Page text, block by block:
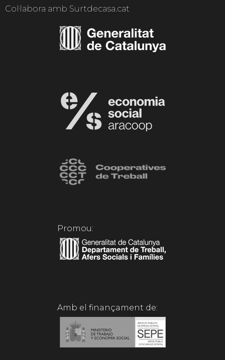
Col·labora amb Surtdecasa.cat
Promou:
Amb el finançament de: